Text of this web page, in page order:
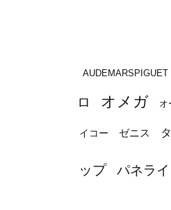
AUDEMARSPIGUET
ロ オメガ オ
イコー ゼニス
ップ パネライ